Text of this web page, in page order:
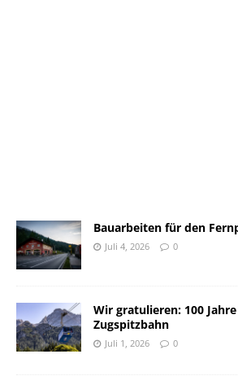
Bauarbeiten für den
Juli 4, 2026 0
Wir gratulieren: 100
Zugspitzbahn
Juli 1, 2026 0